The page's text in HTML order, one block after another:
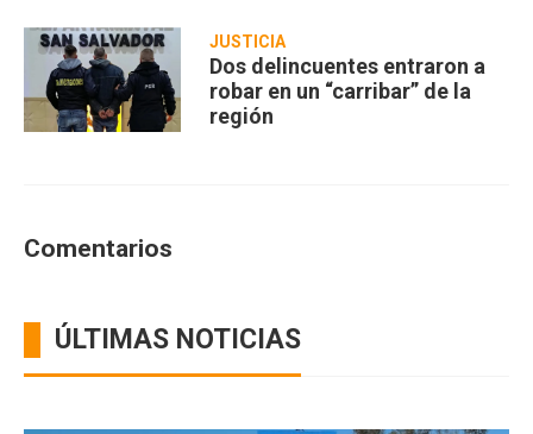
JUSTICIA
Dos delincuentes entraron a
robar en un “carribar” de la
región
Comentarios
ÚLTIMAS NOTICIAS